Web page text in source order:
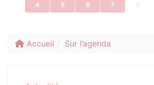
4 5 6 7 8
Accueil Sur l’agenda